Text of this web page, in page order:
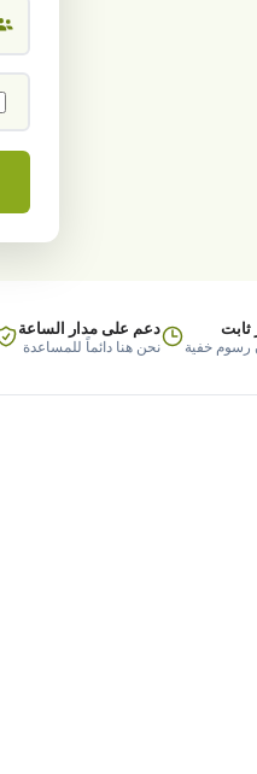
رسوم خفية
دعم على مدار الساعة
نحن هنا دائماً للمساعدة